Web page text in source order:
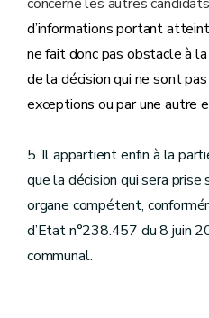
d’informations portant
ne fait donc pas obstacle à
de la décision qui ne sont
exceptions ou par une autre
5. Il appartient enfin à la
que la décision qui sera
organe compétent,
d’Etat n°238.457 du 8 juin
communal.